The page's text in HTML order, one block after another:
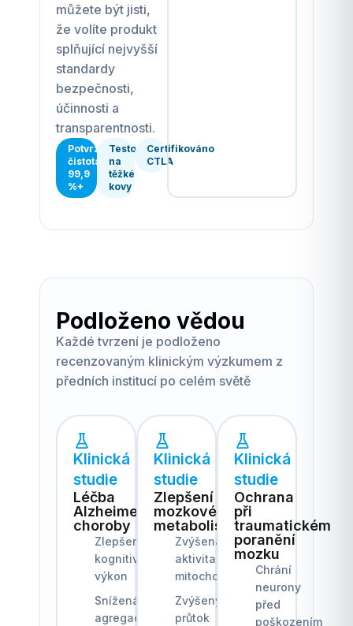
můžete být jisti,
že volíte produkt
splňující nejvyšší
standardy
bezpečnosti,
účinnosti a
transparentnosti.
Potvrzená
čistota
99,9
%+
Testováno
na
těžké
kovy
Certifikováno
CTLA
Podloženo vědou
Každé tvrzení je podloženo
recenzovaným klinickým výzkumem z
předních institucí po celém světě
Klinická
studie
Léčba
Alzheimerovy
choroby
Zlepšený
kognitivní
výkon
Snížená
agregace
Klinická
studie
Zlepšení
mozkového
metabolismu
Zvýšená
aktivita
mitochondrií
Zvýšený
průtok
Klinická
studie
Ochrana
při
traumatickém
poranění
mozku
Chrání
neurony
před
poškozením